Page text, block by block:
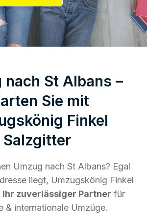
nach St Albans –
Sie mit
Finkel
Salzgitter
Umzug nach St Albans? Egal
liegt, Umzugskönig Finkel
Ihr zuverlässiger Partner für
& internationale Umzüge.